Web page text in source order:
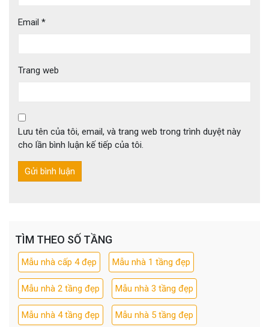
Email *
Trang web
Lưu tên của tôi, email, và trang web trong trình duyệt này
cho lần bình luận kế tiếp của tôi.
TÌM THEO SỐ TẦNG
Mẫu nhà cấp 4 đẹp Mẫu nhà 1 tầng đẹp
Mẫu nhà 2 tầng đẹp Mẫu nhà 3 tầng đẹp
Mẫu nhà 4 tầng đẹp Mẫu nhà 5 tầng đẹp